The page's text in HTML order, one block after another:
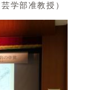
学部准教授）